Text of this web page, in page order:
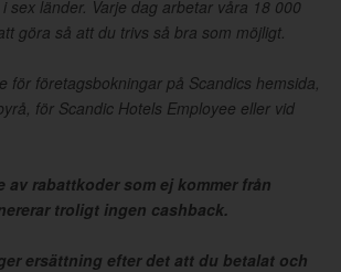
sex länder. Varje dag arbetar våra 18 000
göra så att du trivs så bra som möjligt.
för företagsbokningar på Scandics hemsida,
för Scandic Hotels Employee eller vid
av rabattkoder som ej kommer från
troligt ingen cashback.
ersättning efter det att du betalat och